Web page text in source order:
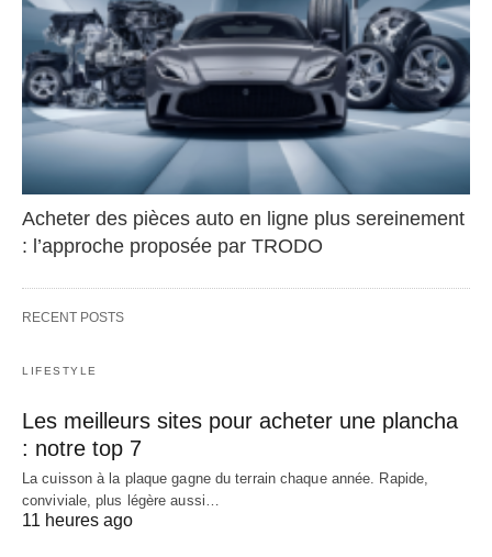
Acheter des pièces auto en ligne plus sereinement
: l’approche proposée par TRODO
RECENT POSTS
LIFESTYLE
Les meilleurs sites pour acheter une plancha
: notre top 7
La cuisson à la plaque gagne du terrain chaque année. Rapide,
conviviale, plus légère aussi…
11 heures ago